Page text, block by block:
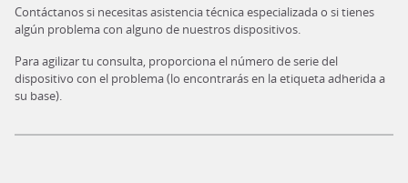
Contáctanos si necesitas asistencia técnica especializada o si tienes
algún problema con alguno de nuestros dispositivos.
Para agilizar tu consulta, proporciona el número de serie del
dispositivo con el problema (lo encontrarás en la etiqueta adherida a
su base).